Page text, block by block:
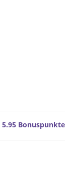
5.95 Bonuspunkte